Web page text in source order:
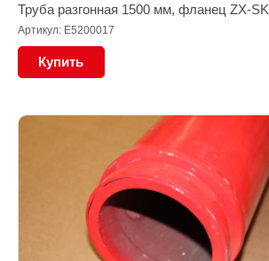
Труба разгонная 1500 мм, фланец ZX-SK
Артикул: E5200017
Купить